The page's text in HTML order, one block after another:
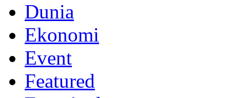
Dunia
Ekonomi
Event
Featured